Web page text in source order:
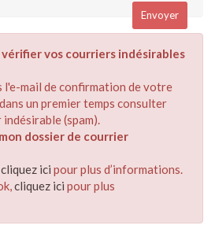
vos courriers indésirables
l'e-mail de confirmation de votre
un premier temps consulter
(spam).
dossier de courrier
cliquez ici pour plus d’informations.
cliquez ici pour plus